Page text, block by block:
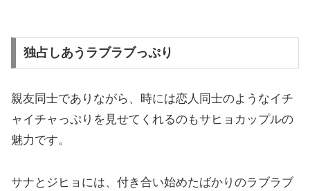
独占しあうラブラブっぷり
親友同士でありながら、時には恋人同士のようなイチ
ャイチャっぷりを見せてくれるのもサヒョカップルの
魅力です。
サナとジヒョには、付き合い始めたばかりのラブラブ